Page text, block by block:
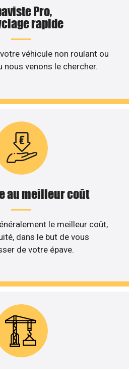
Pro,
rapide
véhicule non roulant ou
nous venons le chercher.
au meilleur coût
le meilleur coût,
dans le but de vous
de votre épave.